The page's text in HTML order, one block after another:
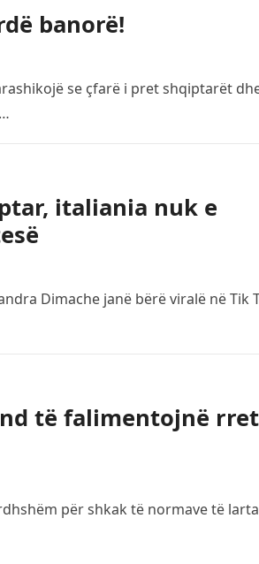
banorë!
se çfarë i pret shqiptarët
italiania nuk e
Dimache janë bërë viralë në Tik
të falimentojnë
për shkak të normave të